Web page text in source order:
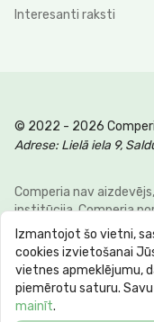
Interesanti raksti
© 2022 - 2026
Adrese: Lielā iela 9,
Comperia nav
institūcija. Comperia
dažādus personīgo
laiku un naudu. E-pasts:
piemērs: aizņemoties
maksājums 106.93 €,
likme APR 10.78%.
sasniegt 60%. Kredīta
Izmantojot šo vietni,
cookies izvietošanai
vietnes apmeklējumu,
piemērotu saturu.
mainīt.